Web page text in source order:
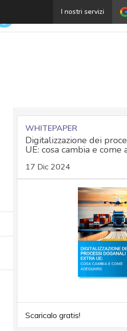
I nostri servizi
Impatto privacy in ambito
WHITEPAPER
Digitalizzazione dei
UE: cosa cambia e come
17 Dic 2024
Scaricalo gratis!